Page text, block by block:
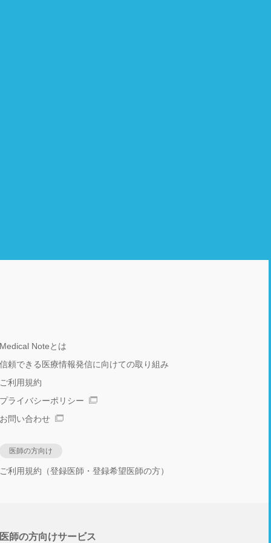
Medical Noteとは
信頼できる医療情報発信に向けての取り組み
ご利用規約
プライバシーポリシー
お問い合わせ
医師の方向け
ご利用規約（登録医師・登録希望医師の方）
医師の方向けサービス